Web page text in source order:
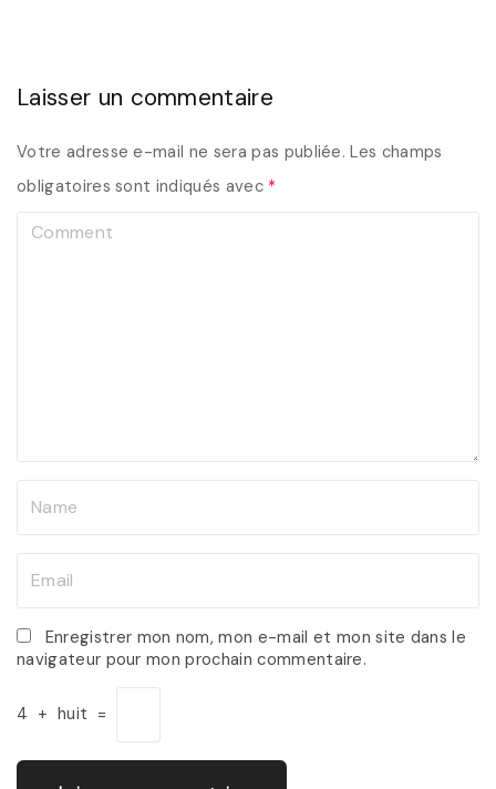
Laisser un commentaire
Votre adresse e-mail ne sera pas publiée. Les champs
obligatoires sont indiqués avec *
*
a
i
Enregistrer mon nom, mon e-mail et mon site dans le
navigateur pour mon prochain commentaire.
4 + huit =